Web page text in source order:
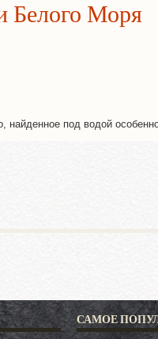
Белого Моря
найденное под водой
САМОЕ